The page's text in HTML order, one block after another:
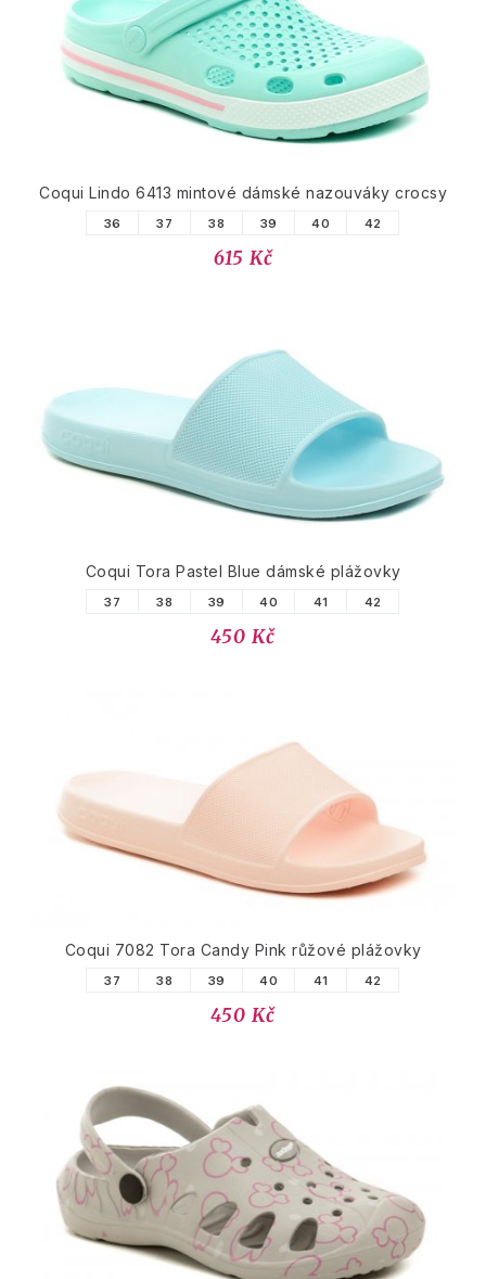
Coqui Lindo 6413 mintové dámské nazouváky crocsy
36 37 38 39 40 42
615 Kč
Coqui Tora Pastel Blue dámské plážovky
37 38 39 40 41 42
450 Kč
Coqui 7082 Tora Candy Pink růžové plážovky
37 38 39 40 41 42
450 Kč